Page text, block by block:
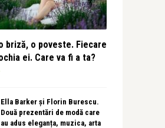
briză, o poveste. Fiecare
ei. Care va fi a ta?
Ella Barker și Florin Burescu.
Două prezentări de modă care
au adus eleganța, muzica, arta